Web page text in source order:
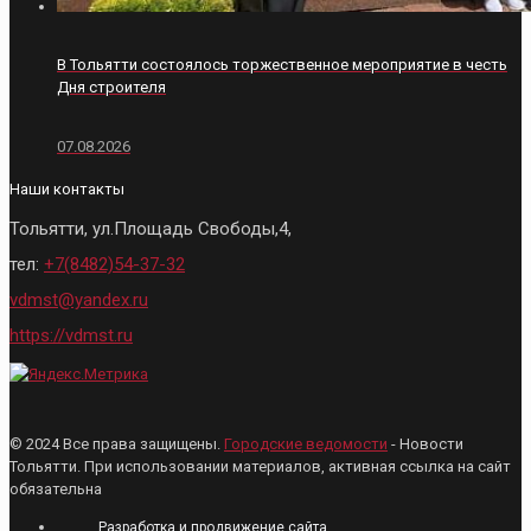
В Тольятти состоялось торжественное мероприятие в честь
Дня строителя
07.08.2026
Наши контакты
Тольятти, ул.Площадь Свободы,4,
тел: +7(8482)54-37-32
vdmst@yandex.ru
https://vdmst.ru
© 2024 Все права защищены. Городские ведомости - Новости
Тольятти. При использовании материалов, активная ссылка на сайт
обязательна